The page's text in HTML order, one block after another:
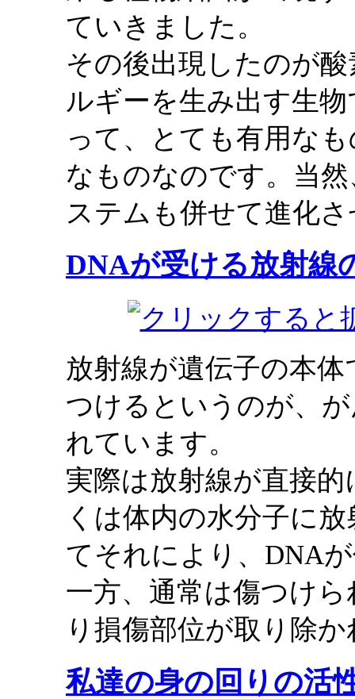
ていきました。
その後出現したのが
ルギーを生み出す生
って、とても有用な
なものなのです。当
ステムも併せて進化
DNAが受ける放射線
放射線が遺伝子の本
つけるというのが、
れています。
実際は放射線が直接
くは体内の水分子に
てそれにより、DNA
一方、通常は傷つけ
り損傷部位が取り除
私達の身の回りの活